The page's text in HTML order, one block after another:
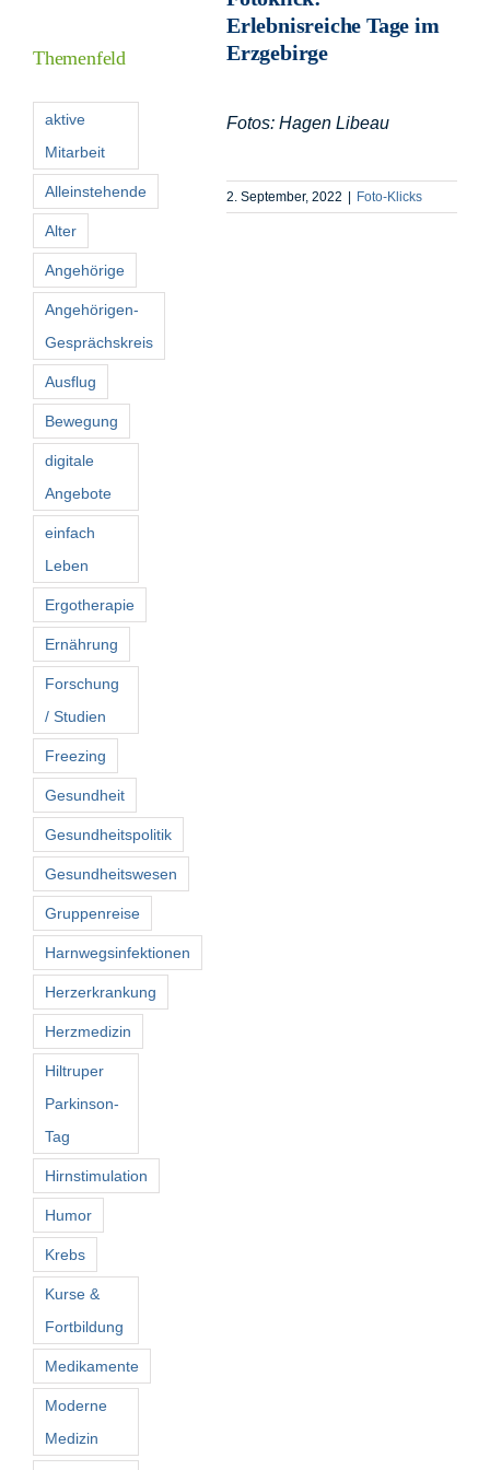
Erlebnisreiche Tage im
Erzgebirge
Fotos: Hagen Libeau
2. September, 2022 Foto-Klicks
Themenfeld
aktive
Mitarbeit
Alleinstehende
Alter
Angehörige
Angehörigen-
Gesprächskreis
Ausflug
Bewegung
digitale
Angebote
einfach
Leben
Ergotherapie
Ernährung
Forschung
/ Studien
Freezing
Gesundheit
Gesundheitspolitik
Gesundheitswesen
Gruppenreise
Harnwegsinfektionen
Herzerkrankung
Herzmedizin
Hiltruper
Parkinson-
Tag
Hirnstimulation
Humor
Krebs
Kurse &
Fortbildung
Medikamente
Moderne
Medizin